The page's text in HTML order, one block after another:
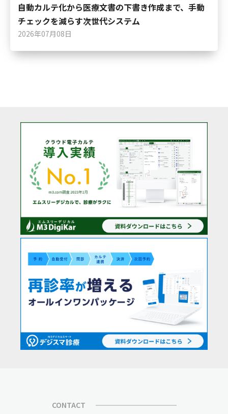
自動カルテ化から医療文書の下書き作成まで、手動
チェックを減らす次世代システム
2026年07月08日
CONTACT